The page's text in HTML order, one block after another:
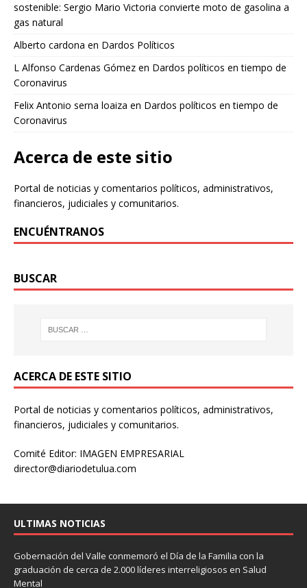
sostenible: Sergio Mario Victoria convierte moto de gasolina a
gas natural
Alberto cardona en Dardos Políticos
L Alfonso Cardenas Gómez en Dardos políticos en tiempo de
Coronavirus
Felix Antonio serna loaiza en Dardos políticos en tiempo de
Coronavirus
Acerca de este sitio
Portal de noticias y comentarios políticos, administrativos,
financieros, judiciales y comunitarios.
ENCUÉNTRANOS
BUSCAR
ACERCA DE ESTE SITIO
Portal de noticias y comentarios políticos, administrativos,
financieros, judiciales y comunitarios.
Comité Editor: IMAGEN EMPRESARIAL
director@diariodetulua.com
ULTIMAS NOTICIAS
Gobernación del Valle conmemoró el Día de la Familia con la
graduación de cerca de 2.000 líderes interreligiosos en Salud
Mental